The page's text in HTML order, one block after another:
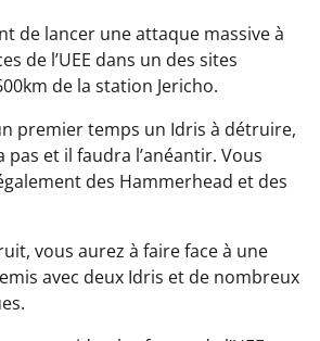
de lancer une attaque massive à
de l’UEE dans un des sites
de la station Jericho.
premier temps un Idris à détruire,
et il faudra l’anéantir. Vous
des Hammerhead et des
vous aurez à faire face à une
avec deux Idris et de nombreux